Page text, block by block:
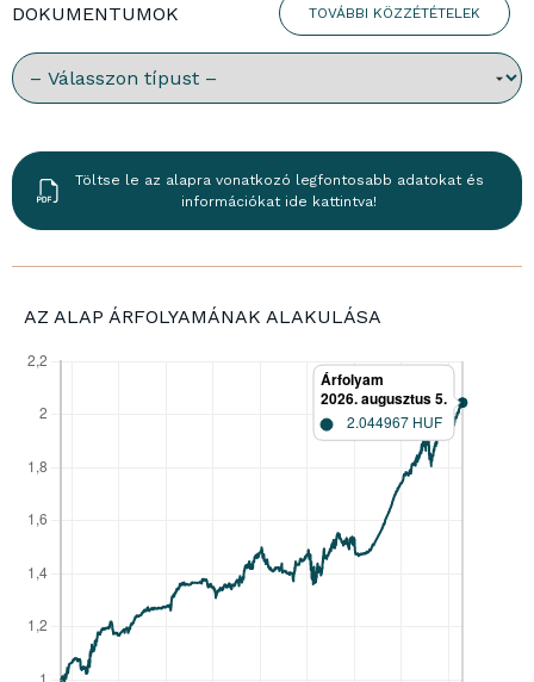
DOKUMENTUMOK TOVÁBBI KÖZZÉTÉTELEK
Töltse le az alapra vonatkozó legfontosabb adatokat és
információkat ide kattintva!
AZ ALAP ÁRFOLYAMÁNAK ALAKULÁSA